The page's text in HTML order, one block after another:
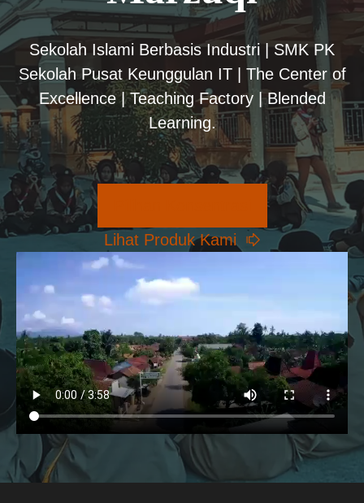
Sekolah Islami Berbasis Industri | SMK PK
Sekolah Pusat Keunggulan IT | The Center of
Excellence | Teaching Factory | Blended
Learning.
Lihat Produk Kami